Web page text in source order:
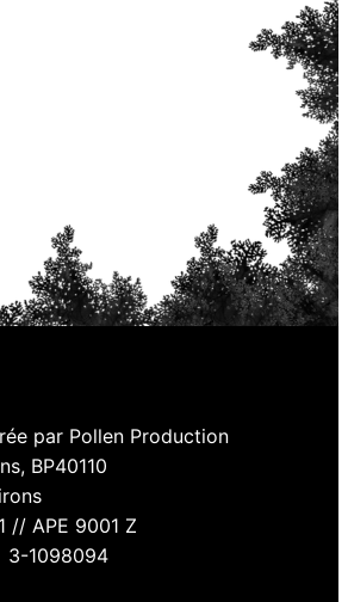
par Pollen Production
BP40110
// APE 9001 Z
1098094